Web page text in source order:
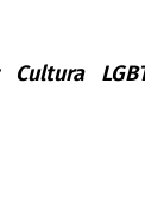
Cultura